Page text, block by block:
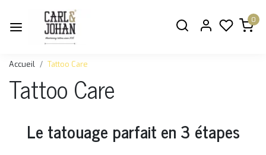
0
Accueil Tattoo Care
Tattoo Care
Le tatouage parfait en 3 étapes